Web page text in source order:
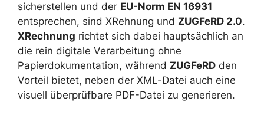
sicherstellen und der EU-Norm EN 16931
entsprechen, sind XRehnung und ZUGFeRD 2.0.
XRechnung richtet sich dabei hauptsächlich an
die rein digitale Verarbeitung ohne
Papierdokumentation, während ZUGFeRD den
Vorteil bietet, neben der XML-Datei auch eine
visuell überprüfbare PDF-Datei zu generieren.